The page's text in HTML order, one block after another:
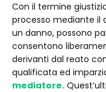
Con il termine
processo mediante il
un danno, possono
consentono
derivanti dal reato
qualificata ed
mediatore.